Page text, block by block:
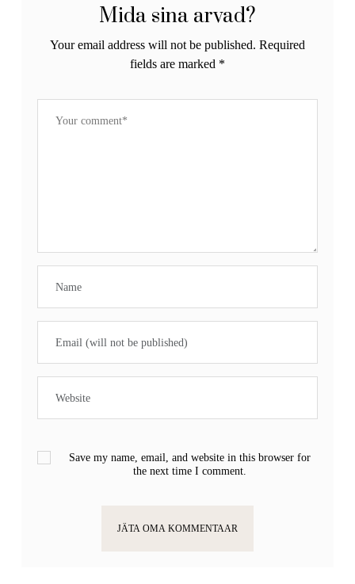
Mida sina arvad?
Your email address will not be published. Required
fields are marked *
Save my name, email, and website in this browser for
the next time I comment.